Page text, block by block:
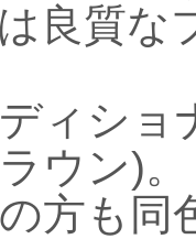
良質な
ィシ
ウン)。
方も同